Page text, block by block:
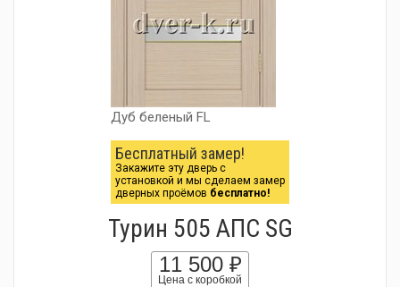
Дуб беленый FL
Бесплатный замер!
Закажите эту дверь с
установкой и мы сделаем замер
дверных проёмов бесплатно!
Турин 505 АПС SG
11 500 ₽
Цена с коробкой